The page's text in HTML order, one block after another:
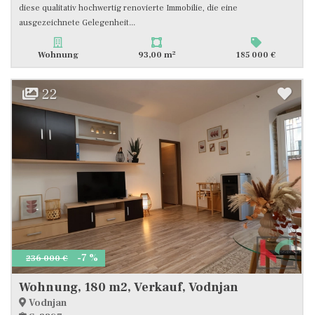
diese qualitativ hochwertig renovierte Immobilie, die eine
ausgezeichnete Gelegenheit...
Wohnung 93,00 m2 185 000 €
22
236 000 € -7 %
Wohnung, 180 m2, Verkauf, Vodnjan
Vodnjan